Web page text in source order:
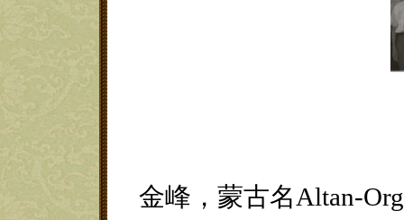
金峰，蒙古名Altan-